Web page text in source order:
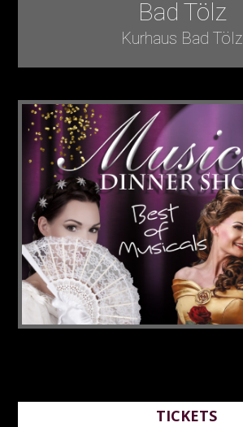
Bad Tölz
Kurhaus Bad Tölz
TICKETS